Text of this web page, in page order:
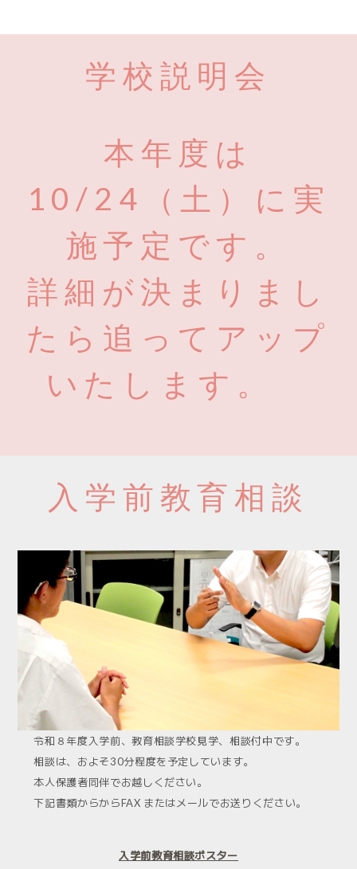
学校説明会
本年度は
10/24（土）に実
施予定です。
詳細が決まりまし
たら追ってアップ
いたします。
入学前教育相談
令和８年度入学前、教育相談学校見学、相談付中です。
相談は、およそ30分程度を予定しています。
本人保護者同伴でお越しください。
下記書類からからFAX またはメールでお送りください。
入学前教育相談ポスター